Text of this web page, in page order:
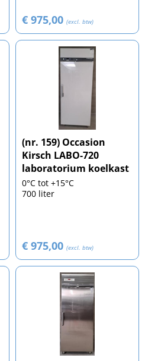
€ 975,00 (excl. btw)
(nr. 159) Occasion
Kirsch LABO-720
laboratorium koelkast
0°C tot +15°C
700 liter
€ 975,00 (excl. btw)